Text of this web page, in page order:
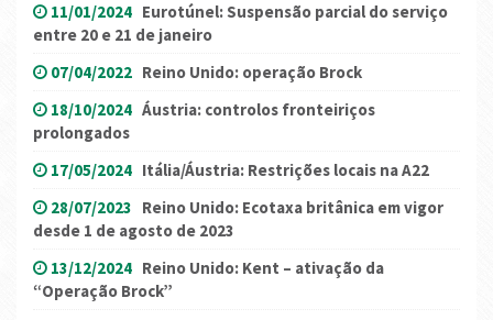
11/01/2024 Eurotúnel: Suspensão parcial do serviço
entre 20 e 21 de janeiro
07/04/2022 Reino Unido: operação Brock
18/10/2024 Áustria: controlos fronteiriços
prolongados
17/05/2024 Itália/Áustria: Restrições locais na A22
28/07/2023 Reino Unido: Ecotaxa britânica em vigor
desde 1 de agosto de 2023
13/12/2024 Reino Unido: Kent – ativação da
“Operação Brock”